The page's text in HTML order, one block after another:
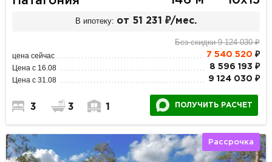
В ипотеку: от 51 231 ₽/мес.
Без скидки 9 124 030 ₽
цена сейчас 7 540 520 ₽
Цена с 16.08 8 596 193 ₽
Цена с 31.08 9 124 030 ₽
3 3 1 ПОЛУЧИТЬ РАСЧЕТ
Рассрочка